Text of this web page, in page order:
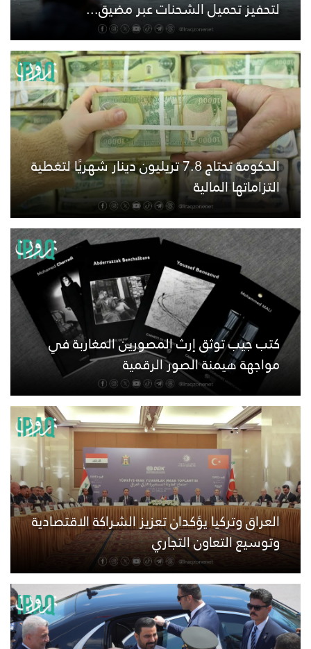
لتحفيز تحميل الشحنات عبر مضيق...
الحكومة تحتاج 7.8 تريليون دينار شهريًا لتغطية
التزاماتها المالية
كتب جيب توثق إرث المصورين المغاربة في
مواجهة هيمنة الصور الرقمية
العراق وتركيا يؤكدان تعزيز الشراكة الاقتصادية
وتوسيع التعاون التجاري